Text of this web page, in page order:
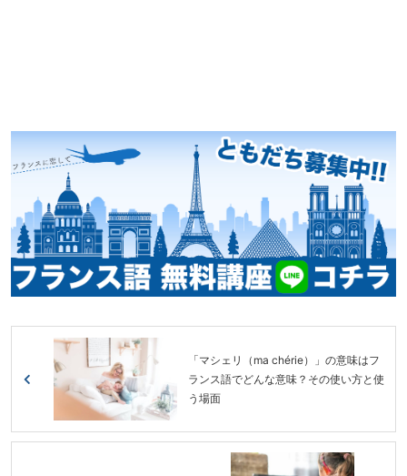
「マシェリ（ma chérie）」の意味はフ
ランス語でどんな意味？その使い方と使
う場面